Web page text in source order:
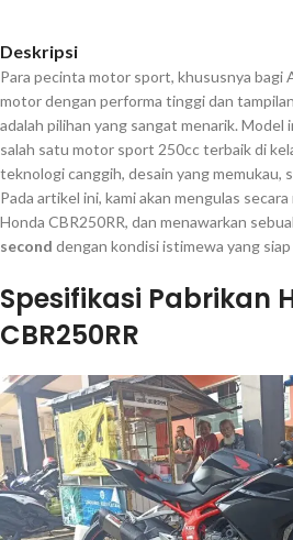
Deskripsi
Para pecinta motor sport, khususnya bagi
motor dengan performa tinggi dan
adalah pilihan yang sangat menarik. Model
salah satu motor sport 250cc terbaik di
teknologi canggih, desain yang memukau,
Pada artikel ini, kami akan mengulas
Honda CBR250RR, dan menawarkan
second dengan kondisi istimewa yang
Spesifikasi Pabrikan
CBR250RR